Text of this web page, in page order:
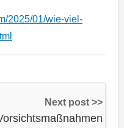
2025/01/wie-viel-
Next post >>